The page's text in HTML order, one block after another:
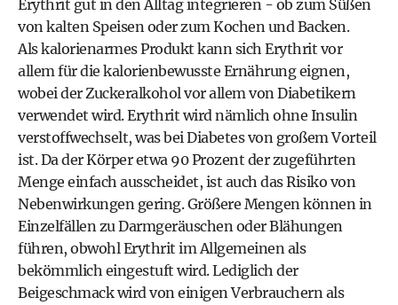
Erythrit gut in den Alltag integrieren - ob zum Süßen
von kalten Speisen oder zum Kochen und Backen.
Als kalorienarmes Produkt kann sich Erythrit vor
allem für die kalorienbewusste Ernährung eignen,
wobei der Zuckeralkohol vor allem von Diabetikern
verwendet wird. Erythrit wird nämlich ohne Insulin
verstoffwechselt, was bei Diabetes von großem Vorteil
ist. Da der Körper etwa 90 Prozent der zugeführten
Menge einfach ausscheidet, ist auch das Risiko von
Nebenwirkungen gering. Größere Mengen können in
Einzelfällen zu Darmgeräuschen oder Blähungen
führen, obwohl Erythrit im Allgemeinen als
bekömmlich eingestuft wird. Lediglich der
Beigeschmack wird von einigen Verbrauchern als